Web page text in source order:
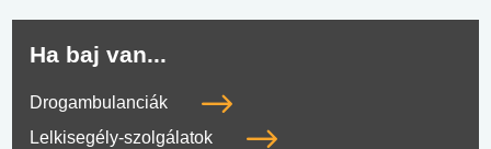
Ha baj van...
Drogambulanciák
Lelkisegély-szolgálatok